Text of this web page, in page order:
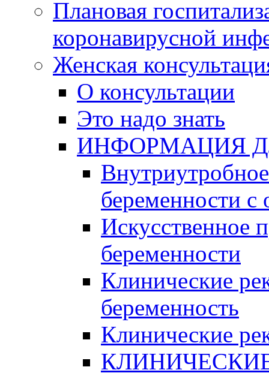
Плановая
коронавирусной
Женская
О консультации
Это надо знать
ИНФОРМАЦИЯ
беременности с
Искусственное
беременности
Клинические
беременность
Клинические